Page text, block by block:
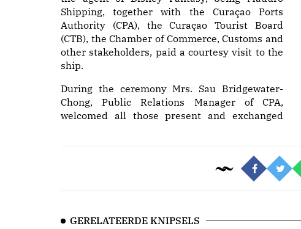
Shipping, together with the Curaçao Ports
Authority (CPA), the Curaçao Tourist Board
(CTB), the Chamber of Commerce, Customs and
other stakeholders, paid a courtesy visit to the
ship.
During the ceremony Mrs. Sau Bridgewater-
Chong, Public Relations Manager of CPA,
welcomed all those present and exchanged
GERELATEERDE KNIPSELS